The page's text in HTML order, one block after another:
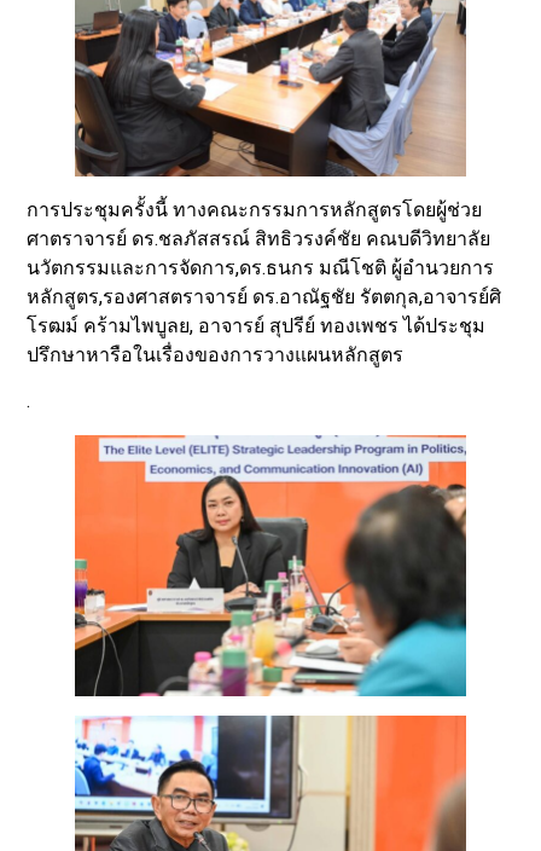
การประชุมครั้งนี้ ทางคณะกรรมการหลักสูตรโดยผู้ช่วย
ศาตราจารย์ ดร.ชลภัสสรณ์ สิทธิวรงค์ชัย คณบดีวิทยาลัย
นวัตกรรมและการจัดการ,ดร.ธนกร มณีโชติ ผู้อำนวยการ
หลักสูตร,รองศาสตราจารย์ ดร.อาณัฐชัย รัตตกุล,อาจารย์ศิ
โรฒม์ คร้ามไพบูลย, อาจารย์ สุปรีย์ ทองเพชร ได้ประชุม
ปรึกษาหารือในเรื่องของการวางแผนหลักสูตร
.